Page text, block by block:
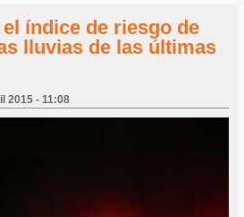
índice de riesgo de
lluvias de las últimas
2015 - 11:08